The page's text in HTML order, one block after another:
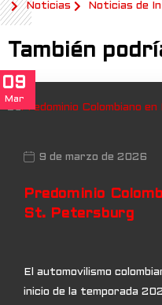
Noticias Noticias de
También
09
Mar
9 de marzo de 2026
Predominio
St. Petersburg
El automovilismo
inicio de la temporada